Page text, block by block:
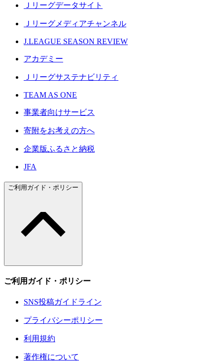
Ｊリーグデータサイト
Ｊリーグメディアチャンネル
J.LEAGUE SEASON REVIEW
アカデミー
Ｊリーグサステナビリティ
TEAM AS ONE
事業者向けサービス
寄附をお考えの方へ
企業版ふるさと納税
JFA
ご利用ガイド・ポリシー
ご利用ガイド・ポリシー
SNS投稿ガイドライン
プライバシーポリシー
利用規約
著作権について